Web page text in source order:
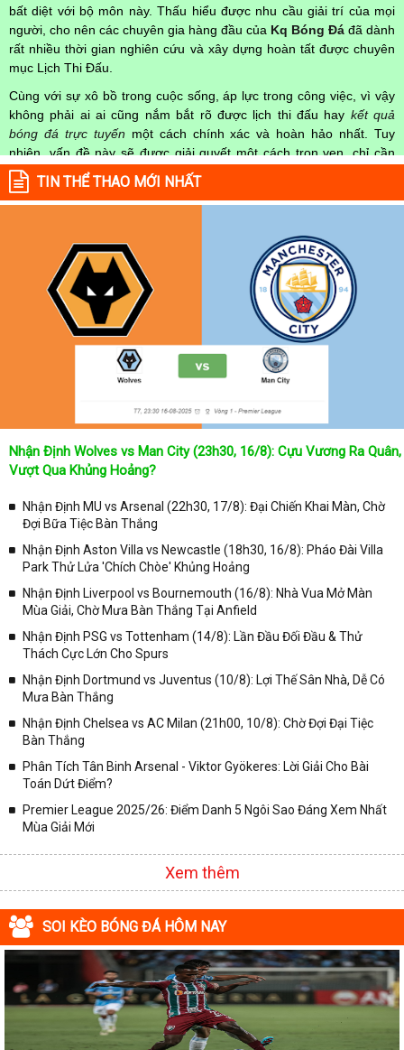
bất diệt với bộ môn này. Thấu hiểu được nhu cầu giải trí của mọi
người, cho nên các chuyên gia hàng đầu của Kq Bóng Đá đã dành
rất nhiều thời gian nghiên cứu và xây dựng hoàn tất được chuyên
mục Lịch Thi Đấu.
Cùng với sự xô bồ trong cuộc sống, áp lực trong công việc, vì vậy
không phải ai ai cũng nắm bắt rõ được lịch thi đấu hay kết quả
bóng đá trực tuyến một cách chính xác và hoàn hảo nhất. Tuy
nhiên, vấn đề này sẽ được giải quyết một cách trọn vẹn, chỉ cần
truy cập vào chuyên mục
Lịch Thi Đấu
mọi người hoàn toàn nắm rõ được chính xác về thời gian các trận
đấu bóng đá Việt Nam hay trên Thế giới diễn ra trong thời gian sắp
cả 2 đội tuyển bóng đá đang đạt được.
Không chỉ dừng lại ở đó, những người hâm mộ bóng đá có thể cập
nhật được chính xác về lịch phát sóng bóng đá được tường thuật
trực tiếp ở trên những kênh truyền hình thể thao lớn nhất hiện nay
như: VTV3, K+, SCTV, Thể thao TV,... Nếu như bạn không muốn
bỏ lỡ bất kỳ một trận đấu bóng đá nào trong từng mùa giải, hãy
thường xuyên vào chuyên mụcLịch Thi Đấutại chuyên trang
để cập nhật thông tin chính xác nhất nhé!
Lịch thi đấu được cập nhật chính xác trong toàn bộ các giải
Tại Lịch Thi Đấu của chuyên trang kqbongda.net
sẽ cập nhanh
chóng và chính xác nhất thời gian từng trận đấu bóng đá diễn ra ở
trong từng giải đấu như:
✓ Giải đấu bóng đá Ngoại hạng Anh;
✓ Giải bóng Cúp C1 Châu Âu;
✓ Giải VĐQG Tây Ban Nha;
✓ VĐQG Đức;
✓ VĐQG Pháp;
✓ Liên Đoàn Anh;
✓ U23 Châu Á;
✓ Euro 2020;
✓ VLWC KV Châu Á;
✓ Các giải đấu bóng đá khác.
Vì vậy, đồng hành cùng với chuyên trang
sẽ không bỏ lỡ bất kỳ trận đấu bóng đá nào, đặc biệt là những trận
bóng siêu kinh điển tại các giải bóng đá lớn nhất trên Thế giới. Tại
đây, mọi người sẽ có thể khai thác thêm được rất nhiều những
thông tin liên quan đến trận đấu bóng đá sắp diễn ra như:
✓ Thời gian chính xác trận đấu diễn ra;
TIN THỂ THAO MỚI NHẤT
Nhận Định Wolves vs Man City (23h30, 16/8): Cựu Vương Ra Quân,
Vượt Qua Khủng Hoảng?
Nhận Định MU vs Arsenal (22h30, 17/8): Đại Chiến Khai Màn, Chờ
Đợi Bữa Tiệc Bàn Thắng
Nhận Định Aston Villa vs Newcastle (18h30, 16/8): Pháo Đài Villa
Park Thử Lửa 'Chích Chòe' Khủng Hoảng
Nhận Định Liverpool vs Bournemouth (16/8): Nhà Vua Mở Màn
Mùa Giải, Chờ Mưa Bàn Thắng Tại Anfield
Nhận Định PSG vs Tottenham (14/8): Lần Đầu Đối Đầu & Thử
Thách Cực Lớn Cho Spurs
Nhận Định Dortmund vs Juventus (10/8): Lợi Thế Sân Nhà, Dễ Có
Mưa Bàn Thắng
Nhận Định Chelsea vs AC Milan (21h00, 10/8): Chờ Đợi Đại Tiệc
Bàn Thắng
Phân Tích Tân Binh Arsenal - Viktor Gyökeres: Lời Giải Cho Bài
Toán Dứt Điểm?
Premier League 2025/26: Điểm Danh 5 Ngôi Sao Đáng Xem Nhất
Mùa Giải Mới
Xem thêm
SOI KÈO BÓNG ĐÁ HÔM NAY